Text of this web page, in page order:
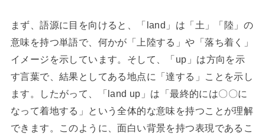
まず、語源に目を向けると、「land」は「土」「陸」の
意味を持つ単語で、何かが「上陸する」や「落ち着く」
イメージを示しています。そして、「up」は方向を示
す言葉で、結果としてある地点に「達する」ことを示し
ます。したがって、「land up」は「最終的には〇〇に
なって着地する」という全体的な意味を持つことが理解
できます。このように、面白い背景を持つ表現であるこ